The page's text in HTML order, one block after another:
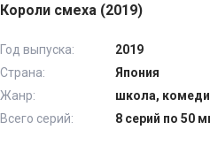
Короли смеха (2019)
Год выпуска:
2019
Страна:
Япония
Жанр:
школа,
Всего серий:
8 серий по 50